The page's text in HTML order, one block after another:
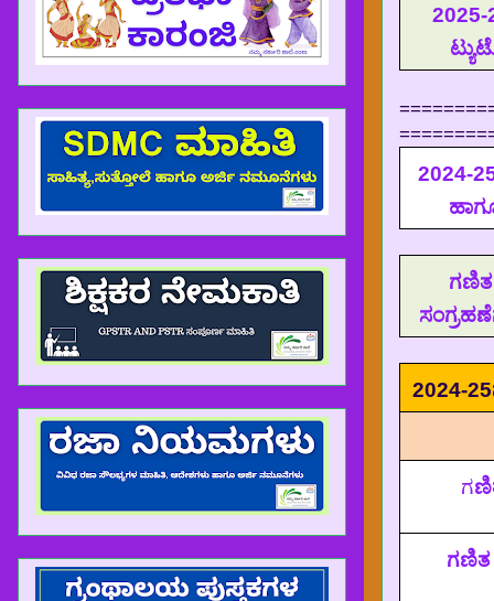
2025-
2024-
ಗಣಿತ
2024-25
ಗ
ಗಣಿತ